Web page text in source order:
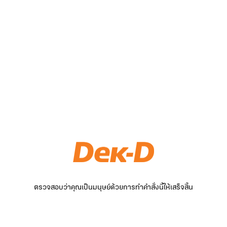
ตรวจสอบว่าคุณเป็นมนุษย์ด้วยการทำคำสั่งนี้ให้เสร็จสิ้น